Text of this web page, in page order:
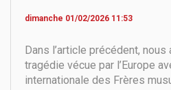
dimanche 01/02/2026 11:53
Dans l’article précédent,
tragédie vécue par l’Europe
internationale des Frères